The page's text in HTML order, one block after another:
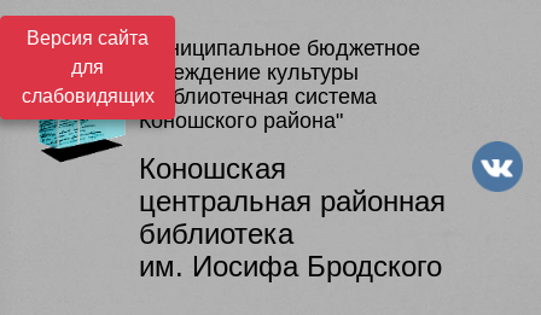
Версия сайта
для
слабовидящих
Муниципальное бюджетное
учреждение культуры
"Библиотечная система
Коношского района"
Коношская
центральная районная
библиотека
им. Иосифа Бродского